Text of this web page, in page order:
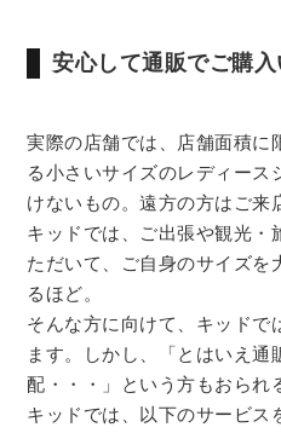
安心して通販でご購
実際の店舗では、店舗面積に
る小さいサイズのレディース
けないもの。遠方の方はご来
キッドでは、ご出張や観光・
ただいて、ご自身のサイズを
るほど。
そんな方に向けて、キッドで
ます。しかし、「とはいえ通
配・・・」という方もおられ
キッドでは、以下のサービス